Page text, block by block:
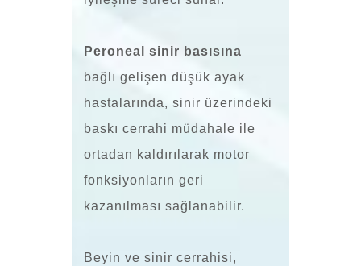
Peroneal sinir basısına
bağlı gelişen düşük ayak
hastalarında, sinir üzerindeki
baskı cerrahi müdahale ile
ortadan kaldırılarak motor
fonksiyonların geri
kazanılması sağlanabilir.
Beyin ve sinir cerrahisi,